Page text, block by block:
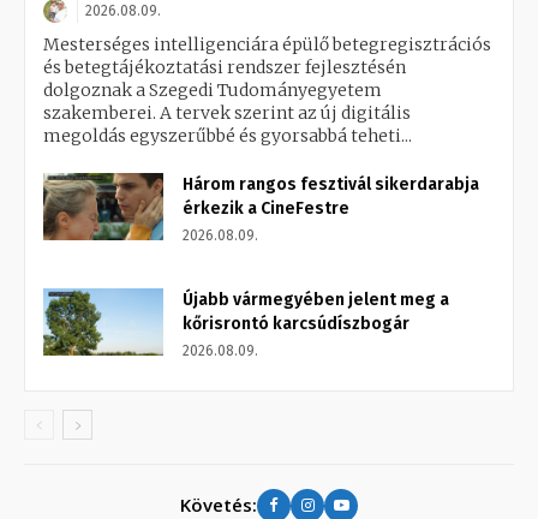
2026.08.09.
Mesterséges intelligenciára épülő betegregisztrációs
és betegtájékoztatási rendszer fejlesztésén
dolgoznak a Szegedi Tudományegyetem
szakemberei. A tervek szerint az új digitális
megoldás egyszerűbbé és gyorsabbá teheti...
Három rangos fesztivál sikerdarabja
érkezik a CineFestre
2026.08.09.
Újabb vármegyében jelent meg a
kőrisrontó karcsúdíszbogár
2026.08.09.
Követés: